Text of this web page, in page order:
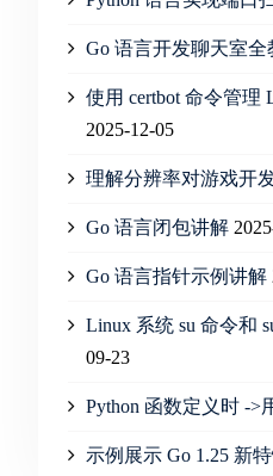
Go 语言开发聊天室全
使用 certbot 命令管理
2025-12-05
理解分辨率对游戏开
Go 语言闭包讲解
Go 语言指针示例讲解
Linux 系统 su 命令和
09-23
Python 函数定义时 ->
示例展示 Go 1.25 新